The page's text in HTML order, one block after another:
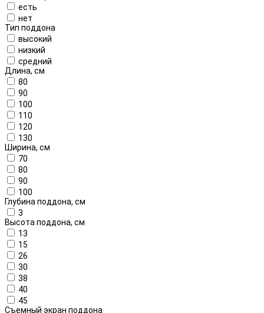
есть
нет
Тип поддона
высокий
низкий
средний
Длина, см
80
90
100
110
120
130
Ширина, см
70
80
90
100
Глубина поддона, см
3
Высота поддона, см
13
15
26
30
38
40
45
Съемный экран поддона